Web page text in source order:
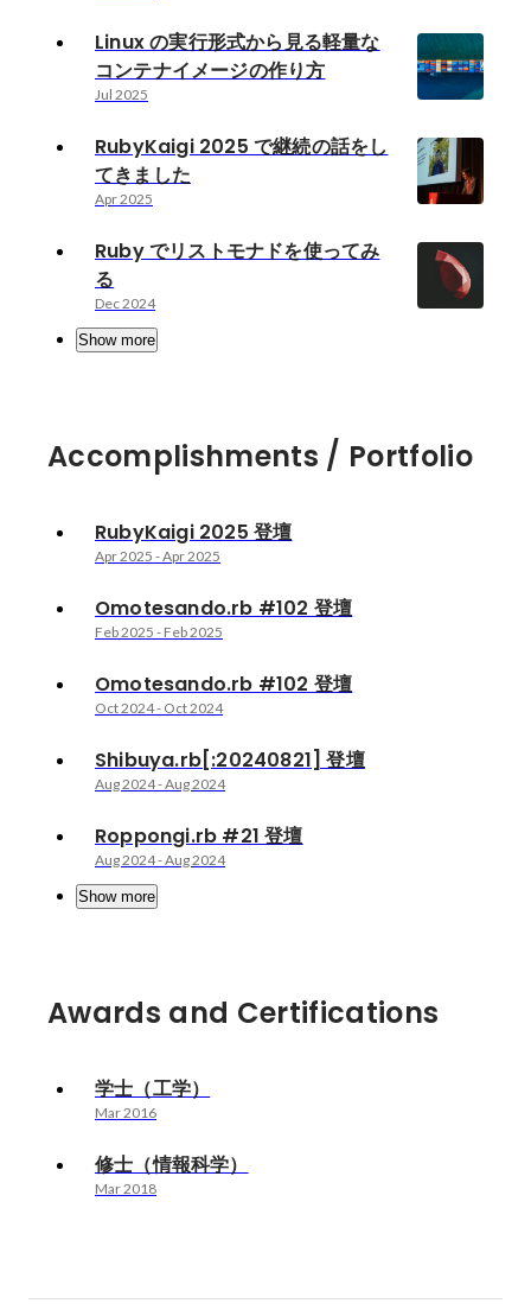
Linux の実行形式から見る軽量な
コンテナイメージの作り方
Jul 2025
RubyKaigi 2025 で継続の話をし
てきました
Apr 2025
Ruby でリストモナドを使ってみ
る
Dec 2024
Show more
Accomplishments / Portfolio
RubyKaigi 2025 登壇
Apr 2025 -Apr 2025
Omotesando.rb #102 登壇
Feb 2025 - Feb 2025
Omotesando.rb #102 登壇
Oct 2024- Oct 2024
Shibuya.rb[:20240821] 登壇
Aug 2024-Aug 2024
Roppongi.rb #21 登壇
Aug 2024-Aug 2024
Show more
Awards and Certifications
学士（工学）
Mar 2016
修士（情報科学）
Mar 2018